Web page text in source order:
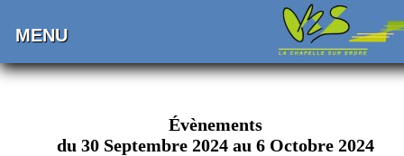
MENU
Évènements
du 30 Septembre 2024 au 6 Octobre 2024